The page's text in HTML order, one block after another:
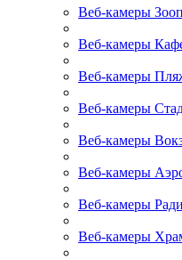
Веб-камеры
Веб-камеры
Веб-камеры
Веб-камеры
Веб-камеры
Веб-камеры
Веб-камеры
Веб-камеры